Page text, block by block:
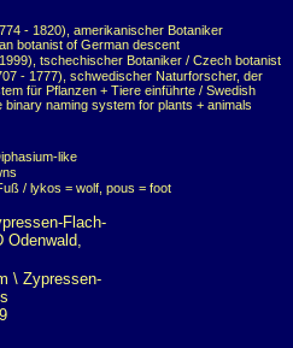
- 1820), amerikanischer Botaniker
botanist of German descent
tschechischer Botaniker / Czech botanist
- 1777), schwedischer Naturforscher, der
für Pflanzen + Tiere einführte / Swedish
naming system for plants + animals
like
/ lykos = wolf, pous = foot
\ Zypressen-